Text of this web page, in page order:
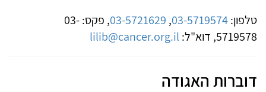
טלפון:03-5719574
,
03-5721629
, פקס: 03-
5719578, דוא"ל:
lilib@cancer.org.il
דוברות האגודה